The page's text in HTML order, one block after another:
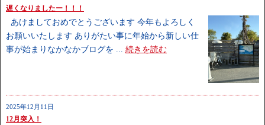
遅くなりましたー！！！
あけましておめでとうございます 今年もよろしく
お願いいたします ありがたい事に年始から新しい仕
事が始まりなかなかブログを ... 続きを読む
2025年12月11日
12月突入！